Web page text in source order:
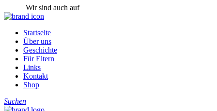
Wir sind auch auf
Startseite
Über uns
Geschichte
Für Eltern
Links
Kontakt
Shop
Suchen